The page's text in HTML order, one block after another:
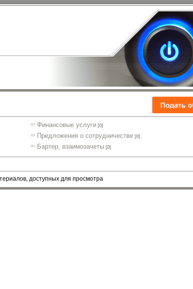
Финансовые услуги [0]
Предложения о сотрудничестве [0]
Бартер, взаимозачеты [0]
доступных для просмотра